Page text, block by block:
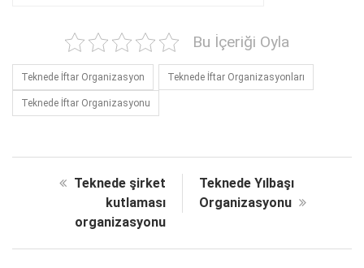
Bu İçeriği Oyla
Teknede İftar Organizasyon Teknede İftar Organizasyonları
Teknede İftar Organizasyonu
Teknede şirket
kutlaması
organizasyonu
Teknede Yılbaşı
Organizasyonu